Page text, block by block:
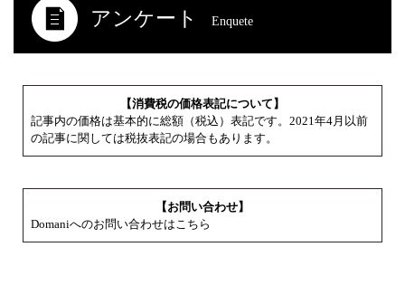
アンケート Enquete
【消費税の価格表記について】
記事内の価格は基本的に総額（税込）表記です。2021年4月以前
の記事に関しては税抜表記の場合もあります。
【お問い合わせ】
Domaniへのお問い合わせはこちら